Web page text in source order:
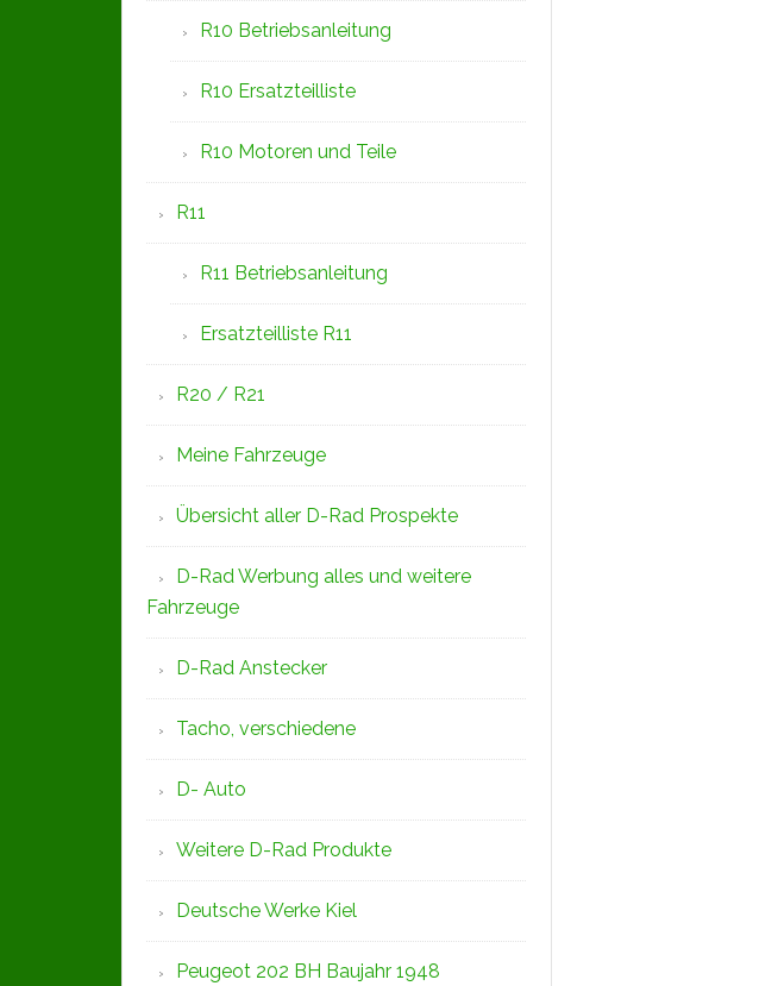
R10 Betriebsanleitung
R10 Ersatzteilliste
R10 Motoren und Teile
R11
R11 Betriebsanleitung
Ersatzteilliste R11
R20 / R21
Meine Fahrzeuge
Übersicht aller D-Rad Prospekte
D-Rad Werbung alles und weitere
Fahrzeuge
D-Rad Anstecker
Tacho, verschiedene
D- Auto
Weitere D-Rad Produkte
Deutsche Werke Kiel
Peugeot 202 BH Baujahr 1948